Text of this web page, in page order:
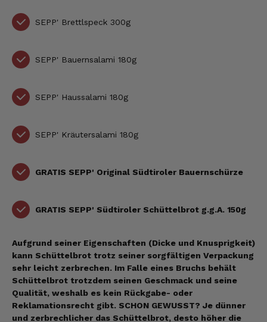
SEPP' Brettlspeck 300g
SEPP' Bauernsalami 180g
SEPP' Haussalami 180g
SEPP' Kräutersalami 180g
GRATIS SEPP' Original Südtiroler Bauernschürze
GRATIS SEPP' Südtiroler Schüttelbrot g.g.A. 150g
Aufgrund seiner Eigenschaften (Dicke und Knusprigkeit)
kann Schüttelbrot trotz seiner sorgfältigen Verpackung
sehr leicht zerbrechen. Im Falle eines Bruchs behält
Schüttelbrot trotzdem seinen Geschmack und seine
Qualität, weshalb es kein Rückgabe- oder
Reklamationsrecht gibt. SCHON GEWUSST? Je dünner
und zerbrechlicher das Schüttelbrot, desto höher die